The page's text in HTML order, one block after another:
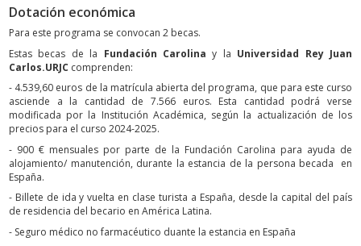
Dotación económica
Para este programa se convocan 2 becas.
Estas becas de la Fundación Carolina y la Universidad Rey Juan
Carlos.URJC comprenden:
- 4.539,60 euros de la matrícula abierta del programa, que para este curso
asciende a la cantidad de 7.566 euros. Esta cantidad podrá verse
modificada por la Institución Académica, según la actualización de los
precios para el curso 2024-2025.
- 900 € mensuales por parte de la Fundación Carolina para ayuda de
alojamiento/ manutención, durante la estancia de la persona becada en
España.
- Billete de ida y vuelta en clase turista a España, desde la capital del país
de residencia del becario en América Latina.
- Seguro médico no farmacéutico duante la estancia en España